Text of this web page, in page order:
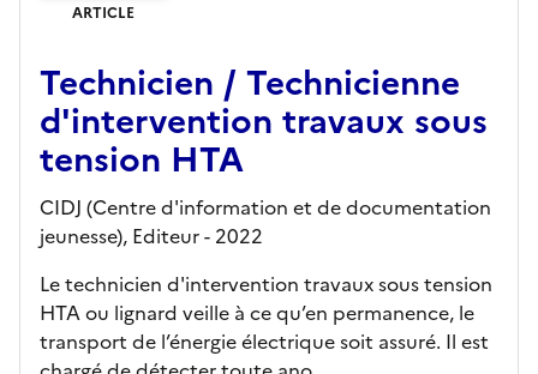
ARTICLE
Technicien / Technicienne
d'intervention travaux sous
tension HTA
CIDJ (Centre d'information et de documentation
jeunesse), Editeur- 2022
Le technicien d'intervention travaux sous tension
HTA ou lignard veille à ce qu’en permanence, le
transport de l’énergie électrique soit assuré. Il est